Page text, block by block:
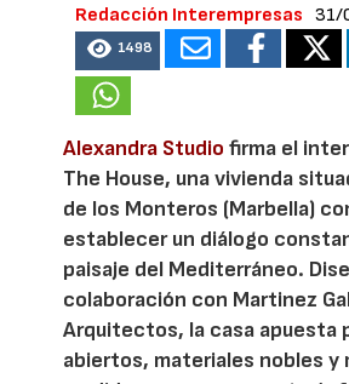
Redacción Interempresas 31/
1498
Alexandra Studio firma el
The House, una vivienda
de los Monteros (Marbella)
establecer un diálogo
paisaje del Mediterráneo.
colaboración con Martinez
Arquitectos, la casa apuesta
abiertos, materiales nobles y